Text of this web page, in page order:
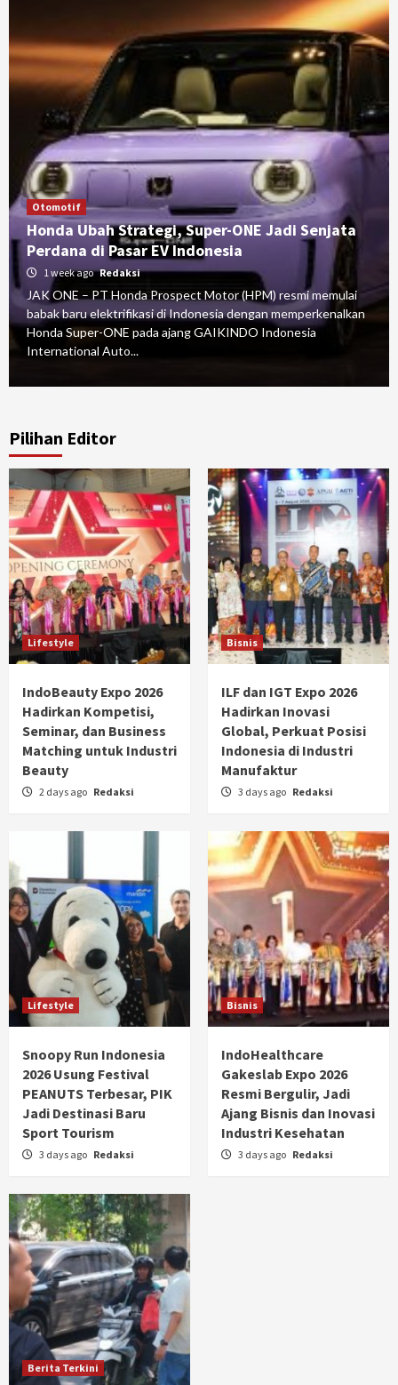
Otomotif
Honda Ubah Strategi, Super-ONE Jadi Senjata
Perdana di Pasar EV Indonesia
1 week ago Redaksi
JAK ONE – PT Honda Prospect Motor (HPM) resmi memulai
babak baru elektrifikasi di Indonesia dengan memperkenalkan
Honda Super-ONE pada ajang GAIKINDO Indonesia
International Auto...
Pilihan Editor
Lifestyle
IndoBeauty Expo 2026
Hadirkan Kompetisi,
Seminar, dan Business
Matching untuk Industri
Beauty
2 days ago Redaksi
Bisnis
ILF dan IGT Expo 2026
Hadirkan Inovasi
Global, Perkuat Posisi
Indonesia di Industri
Manufaktur
3 days ago Redaksi
Lifestyle
Snoopy Run Indonesia
2026 Usung Festival
PEANUTS Terbesar, PIK
Jadi Destinasi Baru
Sport Tourism
3 days ago Redaksi
Bisnis
IndoHealthcare
Gakeslab Expo 2026
Resmi Bergulir, Jadi
Ajang Bisnis dan Inovasi
Industri Kesehatan
3 days ago Redaksi
Berita Terkini